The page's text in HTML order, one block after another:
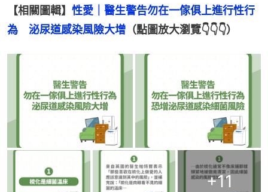
【相關圖輯】 性愛｜醫生警告勿在一傢俱上進行性行
為　泌尿道感染風險大增 （點圖放大瀏覽👇👇👇）
+11